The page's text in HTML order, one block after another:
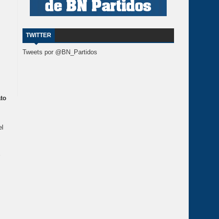
TWITTER
Tweets por @BN_Partidos